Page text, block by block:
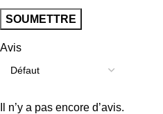
Avis
Il n’y a pas encore d’avis.